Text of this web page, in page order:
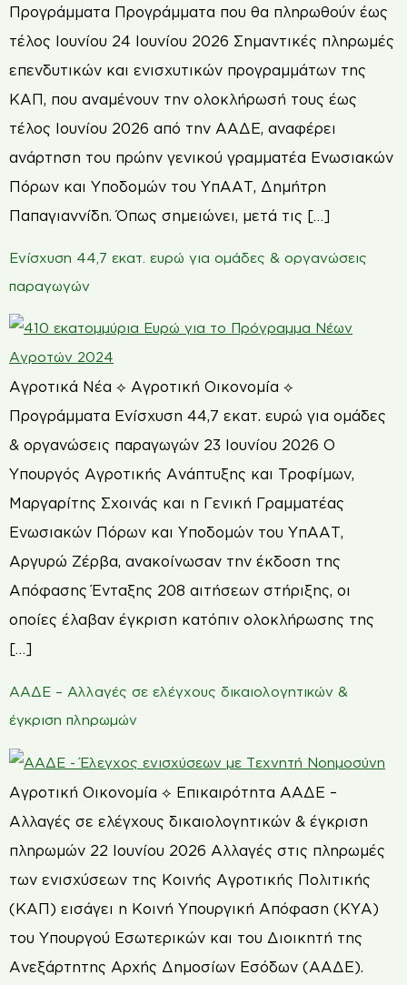
Προγράμματα Προγράμματα που θα πληρωθούν έως
τέλος Ιουνίου 24 Ιουνίου 2026 Σημαντικές πληρωμές
επενδυτικών και ενισχυτικών προγραμμάτων της
ΚΑΠ, που αναμένουν την ολοκλήρωσή τους έως
τέλος Ιουνίου 2026 από την ΑΑΔΕ, αναφέρει
ανάρτηση του πρώην γενικού γραμματέα Ενωσιακών
Πόρων και Υποδομών του ΥπΑΑΤ, Δημήτρη
Παπαγιαννίδη. Όπως σημειώνει, μετά τις […]
Ενίσχυση 44,7 εκατ. ευρώ για ομάδες & οργανώσεις
παραγωγών
Αγροτικά Νέα ⟡ Αγροτική Οικονομία ⟡
Προγράμματα Ενίσχυση 44,7 εκατ. ευρώ για ομάδες
& οργανώσεις παραγωγών 23 Ιουνίου 2026 Ο
Υπουργός Αγροτικής Ανάπτυξης και Τροφίμων,
Μαργαρίτης Σχοινάς και η Γενική Γραμματέας
Ενωσιακών Πόρων και Υποδομών του ΥπΑΑΤ,
Αργυρώ Ζέρβα, ανακοίνωσαν την έκδοση της
Απόφασης Ένταξης 208 αιτήσεων στήριξης, οι
οποίες έλαβαν έγκριση κατόπιν ολοκλήρωσης της
[…]
ΑΑΔΕ – Αλλαγές σε ελέγχους δικαιολογητικών &
έγκριση πληρωμών
Αγροτική Οικονομία ⟡ Επικαιρότητα ΑΑΔΕ –
Αλλαγές σε ελέγχους δικαιολογητικών & έγκριση
πληρωμών 22 Ιουνίου 2026 Αλλαγές στις πληρωμές
των ενισχύσεων της Κοινής Αγροτικής Πολιτικής
(ΚΑΠ) εισάγει η Κοινή Υπουργική Απόφαση (ΚΥΑ)
του Υπουργού Εσωτερικών και του Διοικητή της
Ανεξάρτητης Αρχής Δημοσίων Εσόδων (ΑΑΔΕ).